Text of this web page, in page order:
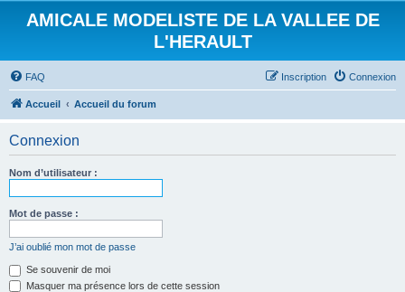
AMICALE MODELISTE DE LA VALLEE DE
L'HERAULT
FAQ Connexion
Inscription
Accueil Accueil du forum
Connexion
Nom d’utilisateur :
Mot de passe :
J’ai oublié mon mot de passe
Se souvenir de moi
Masquer ma présence lors de cette session